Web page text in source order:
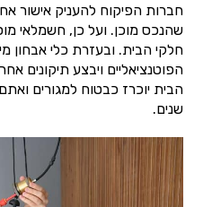
חברות הפיקוח להעניק אישור
שהנכס מוכן. ועל כן, חשמלאי
חלקי הבית. ובעזרת כלי אבחון
הפוטנציאליים ויבצע תיקונים
הבית יוכרז כבטוח למגורים
שנים.